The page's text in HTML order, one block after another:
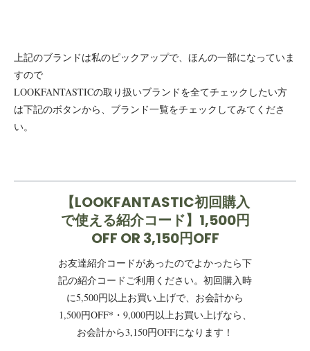
上記のブランドは私のピックアップで、ほんの一部になっていま
すので
LOOKFANTASTICの取り扱いブランドを全てチェックしたい方
は下記のボタンから、ブランド一覧をチェックしてみてくださ
い。
【LOOKFANTASTIC初回購入
で使える紹介コード】1,500円
OFF OR 3,150円OFF
お友達紹介コードがあったのでよかったら下
記の紹介コードご利用ください。初回購入時
に5,500円以上お買い上げで、お会計から
1,500円OFF*・9,000円以上お買い上げなら、
お会計から3,150円OFFになります！